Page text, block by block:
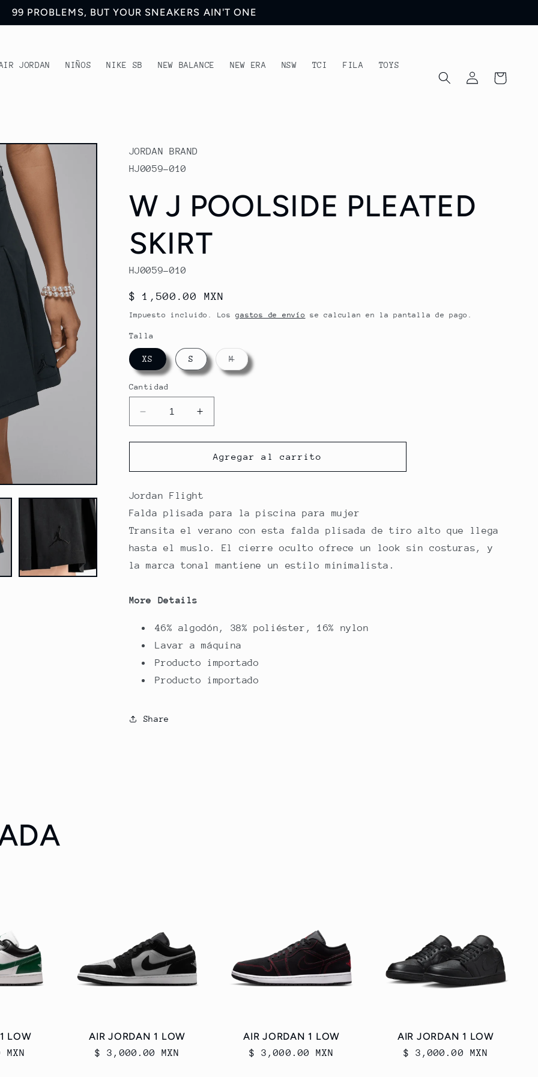
99 PROBLEMS, BUT YOUR SNEAKERS AIN'T ONE
JORDAN NIÑOS NIKE SB NEW BALANCE NEW ERA NSW TCI FILA TOYS
Iniciar
sesión
Carrito
JORDAN BRAND
HJ0059-010
W J POOLSIDE PLEATED
SKIRT
HJ0059-010
Precio
habitual
$ 1,500.00 MXN
Impuesto incluido. Losgastos de envío se calculan en la pantalla de pago.
Talla
XS S MVariante
agotada
o
Cantidad
Reducir
cantidad
para
J
PLEATED
SKIRT
Aumentar
cantidad
para
J
PLEATED
SKIRT
Agregar al carrito
Jordan Flight
Falda plisada para la piscina para mujer
Transita el verano con esta falda plisada de tiro alto que llega
hasta el muslo. El cierre oculto ofrece un look sin costuras, y
la marca tonal mantiene un estilo minimalista.
More Details
46% algodón, 38% poliéster, 16% nylon
Lavar a máquina
Producto importado
Producto importado
Share
LOW AIR JORDAN 1 LOW
Precio
$ 3,000.00 MXN
AIR JORDAN 1 LOW
Precio
$ 3,000.00 MXN
AIR JORDAN 1 LOW
Precio
$ 3,000.00 MXN